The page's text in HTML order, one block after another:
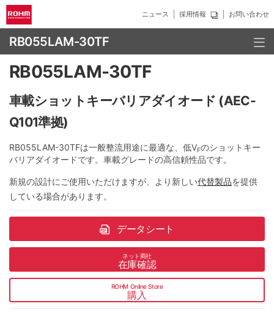
ニュース 採用情報 お問い合わせ
RB055LAM-30TF
RB055LAM-30TF
車載ショットキーバリアダイオード (AEC-
Q101準拠)
RB055LAM-30TFは一般整流用途に最適な、低VFのショットキー
バリアダイオードです。車載グレードの高信頼性品です。
新規の設計にご使用いただけますが、より新しい代替製品を提供
している場合があります。
データシート
ネット商社
在庫確認
ROHM Online Store
購入